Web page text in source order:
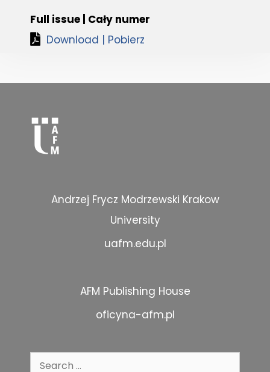
Full issue | Cały numer
Download | Pobierz
Andrzej Frycz Modrzewski Krakow
University
uafm.edu.pl
AFM Publishing House
oficyna-afm.pl
Search